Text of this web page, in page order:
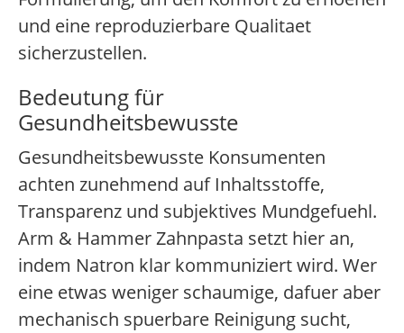
und eine reproduzierbare Qualitaet
sicherzustellen.
Bedeutung für
Gesundheitsbewusste
Gesundheitsbewusste Konsumenten
achten zunehmend auf Inhaltsstoffe,
Transparenz und subjektives Mundgefuehl.
Arm & Hammer Zahnpasta setzt hier an,
indem Natron klar kommuniziert wird. Wer
eine etwas weniger schaumige, dafuer aber
mechanisch spuerbare Reinigung sucht,